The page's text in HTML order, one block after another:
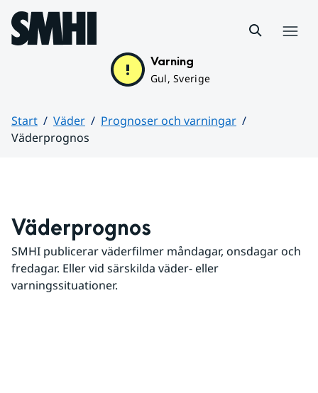
Hoppa till sidans innehåll
Varning
Gul, Sverige
Start Väder
Prognoser och varningar
Väderprognos
Väderprognos
SMHI publicerar väderfilmer måndagar, onsdagar och
fredagar. Eller vid särskilda väder- eller
varningssituationer.